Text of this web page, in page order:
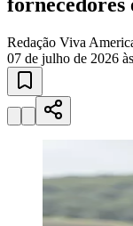
Obras
Bairros de Americana
Centro
Namorados
ZanagaMathiensen
PaulistanoQuilombo
Anuncie no
Guia de
Divulgar Vagas
Publicidade
Redação Viva
07 de julho de 2026